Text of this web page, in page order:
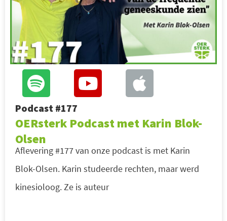
Podcast #177
OERsterk Podcast met Karin Blok-
Olsen
Aflevering #177 van onze podcast is met Karin
Blok-Olsen. Karin studeerde rechten, maar werd
kinesioloog. Ze is auteur